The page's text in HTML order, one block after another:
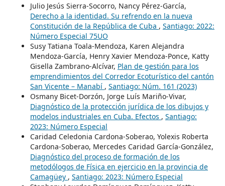
Julio Jesús Sierra-Socorro, Nancy Pérez-García,
Derecho a la identidad. Su refrendo en la nueva
Constitución de la República de Cuba , Santiago: 2022:
Número Especial 75UO
Susy Tatiana Toala-Mendoza, Karen Alejandra
Mendoza-García, Henry Xavier Mendoza-Ponce, Katty
Gisella Zambrano-Alcívar, Plan de gestión para los
emprendimientos del Corredor Ecoturístico del cantón
San Vicente – Manabí , Santiago: Núm. 161 (2023)
Osmany Bicet-Dorzón, Jorge Luís Mariño-Vivar,
Diagnóstico de la protección jurídica de los dibujos y
modelos industriales en Cuba. Efectos , Santiago:
2023: Número Especial
Caridad Celedonia Cardona-Soberao, Yolexis Roberta
Cardona-Soberao, Mercedes Caridad García-González,
Diagnóstico del proceso de formación de los
metodólogos de Física en ejercicio en la provincia de
Camagüey , Santiago: 2023: Número Especial